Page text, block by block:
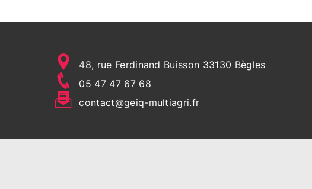
48, rue Ferdinand Buisson 33130 Bègles
05 47 47 67 68
contact@geiq-multiagri.fr